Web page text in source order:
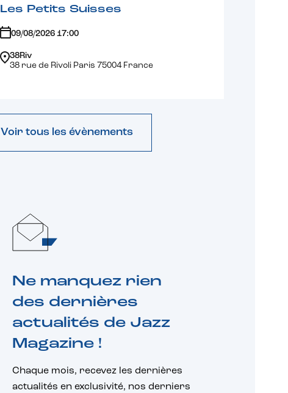
Les Petits Suisses
09/08/2026 17:00
38Riv
38 rue de Rivoli Paris 75004 France
Voir tous les évènements
Ne manquez rien
des dernières
actualités de Jazz
Magazine !
Chaque mois, recevez les dernières
actualités en exclusivité, nos derniers